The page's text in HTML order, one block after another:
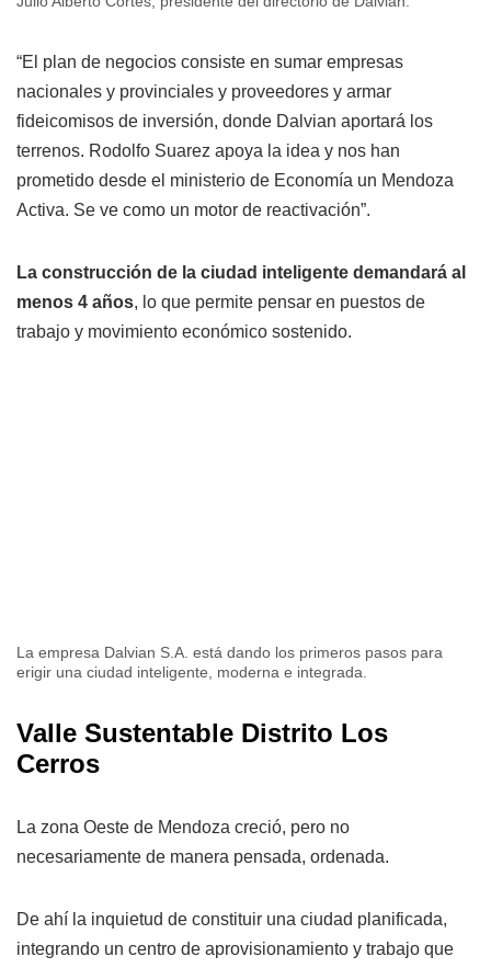
“El plan de negocios consiste en sumar empresas
nacionales y provinciales y proveedores y armar
fideicomisos de inversión, donde Dalvian aportará los
terrenos. Rodolfo Suarez apoya la idea y nos han
prometido desde el ministerio de Economía un Mendoza
Activa. Se ve como un motor de reactivación”.
La construcción de la ciudad inteligente demandará al
menos 4 años, lo que permite pensar en puestos de
trabajo y movimiento económico sostenido.
La empresa Dalvian S.A. está dando los primeros pasos para
erigir una ciudad inteligente, moderna e integrada.
Valle Sustentable Distrito Los
Cerros
La zona Oeste de Mendoza creció, pero no
necesariamente de manera pensada, ordenada.
De ahí la inquietud de constituir una ciudad planificada,
integrando un centro de aprovisionamiento y trabajo que